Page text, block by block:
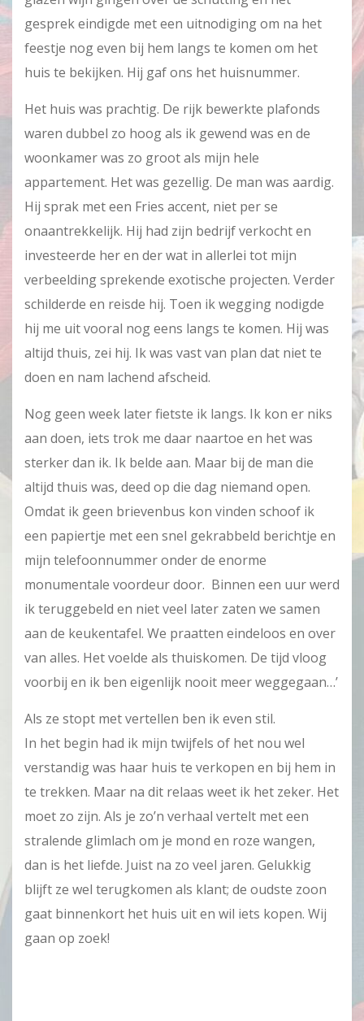
gesprek eindigde met een uitnodiging om na het
feestje nog even bij hem langs te komen om het
huis te bekijken. Hij gaf ons het huisnummer.
Het huis was prachtig. De rijk bewerkte plafonds
waren dubbel zo hoog als ik gewend was en de
woonkamer was zo groot als mijn hele
appartement. Het was gezellig. De man was aardig.
Hij sprak met een Fries accent, niet per se
onaantrekkelijk. Hij had zijn bedrijf verkocht en
investeerde her en der wat in allerlei tot mijn
verbeelding sprekende exotische projecten. Verder
schilderde en reisde hij. Toen ik wegging nodigde
hij me uit vooral nog eens langs te komen. Hij was
altijd thuis, zei hij. Ik was vast van plan dat niet te
doen en nam lachend afscheid.
Nog geen week later fietste ik langs. Ik kon er niks
aan doen, iets trok me daar naartoe en het was
sterker dan ik. Ik belde aan. Maar bij de man die
altijd thuis was, deed op die dag niemand open.
Omdat ik geen brievenbus kon vinden schoof ik
een papiertje met een snel gekrabbeld berichtje en
mijn telefoonnummer onder de enorme
monumentale voordeur door. Binnen een uur werd
ik teruggebeld en niet veel later zaten we samen
aan de keukentafel. We praatten eindeloos en over
van alles. Het voelde als thuiskomen. De tijd vloog
voorbij en ik ben eigenlijk nooit meer weggegaan…’
Als ze stopt met vertellen ben ik even stil.
In het begin had ik mijn twijfels of het nou wel
verstandig was haar huis te verkopen en bij hem in
te trekken. Maar na dit relaas weet ik het zeker. Het
moet zo zijn. Als je zo’n verhaal vertelt met een
stralende glimlach om je mond en roze wangen,
dan is het liefde. Juist na zo veel jaren. Gelukkig
blijft ze wel terugkomen als klant; de oudste zoon
gaat binnenkort het huis uit en wil iets kopen. Wij
gaan op zoek!